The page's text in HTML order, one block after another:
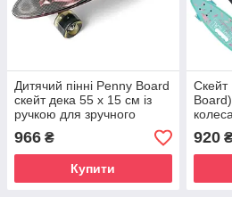
Дитячий пінні Penny Board
скейт дека 55 х 15 см із
ручкою для зручного
світлом
966 ₴
Купити
Скейт
Board)
920